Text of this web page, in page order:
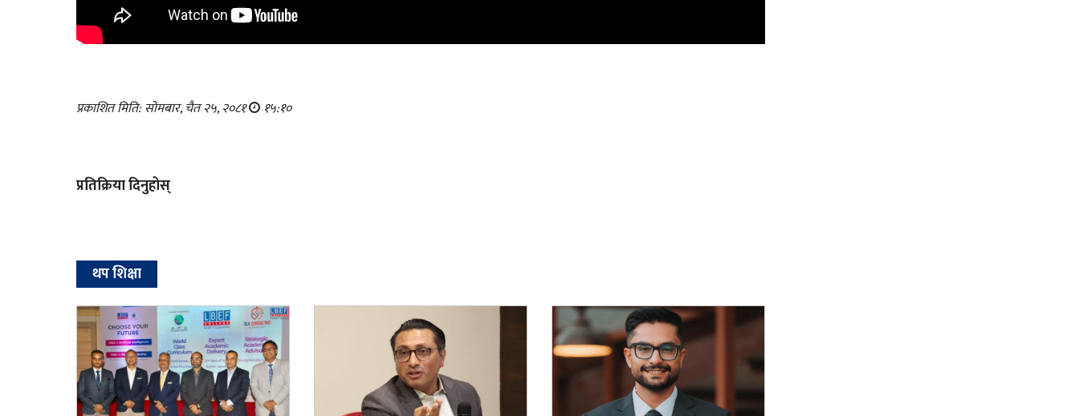
प्रकाशित मिति: सोमबार, चैत २५, २०८१ १५:१०
प्रतिक्रिया दिनुहोस्
थप शिक्षा